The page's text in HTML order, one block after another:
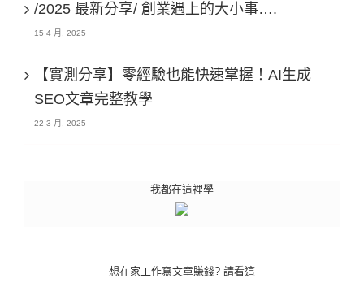
/2025 最新分享/ 創業遇上的大小事….
15 4 月, 2025
【實測分享】零經驗也能快速掌握！AI生成
SEO文章完整教學
22 3 月, 2025
我都在這裡學
想在家工作寫文章賺錢? 請看這